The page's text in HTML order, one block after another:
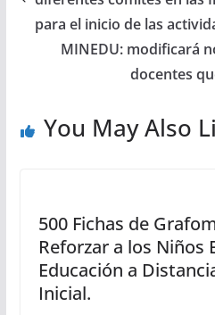
para el inicio de las
MINEDU: modificará
docentes
You May Also
500 Fichas de
Reforzar a los Niños
Educación a
Inicial.